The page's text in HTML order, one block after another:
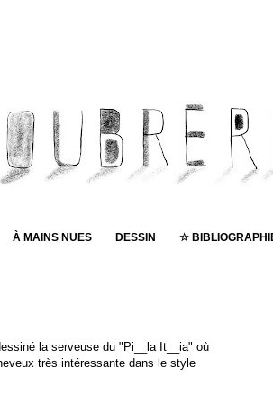
À MAINS NUES DESSIN ☆
la serveuse du "Pi__la It__ia" où
très intéressante dans le style